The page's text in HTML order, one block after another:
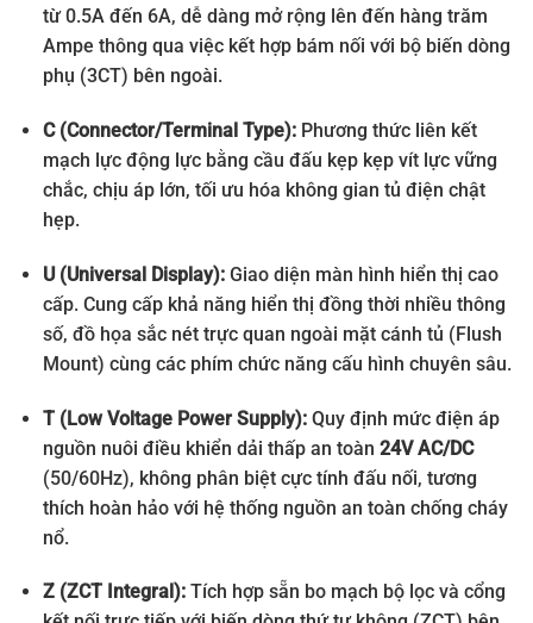
từ 0.5A đến 6A, dễ dàng mở rộng lên đến hàng trăm
Ampe thông qua việc kết hợp bám nối với bộ biến dòng
phụ (3CT) bên ngoài.
C (Connector/Terminal Type):Phương thức liên kết
mạch lực động lực bằng cầu đấu kẹp kẹp vít lực vững
chắc, chịu áp lớn, tối ưu hóa không gian tủ điện chật
hẹp.
U (Universal Display):Giao diện màn hình hiển thị cao
cấp. Cung cấp khả năng hiển thị đồng thời nhiều thông
số, đồ họa sắc nét trực quan ngoài mặt cánh tủ (Flush
Mount) cùng các phím chức năng cấu hình chuyên sâu.
T (Low Voltage Power Supply):Quy định mức điện áp
nguồn nuôi điều khiển dải thấp an toàn 24V AC/DC
(50/60Hz), không phân biệt cực tính đấu nối, tương
thích hoàn hảo với hệ thống nguồn an toàn chống cháy
nổ.
Z (ZCT Integral):Tích hợp sẵn bo mạch bộ lọc và cổng